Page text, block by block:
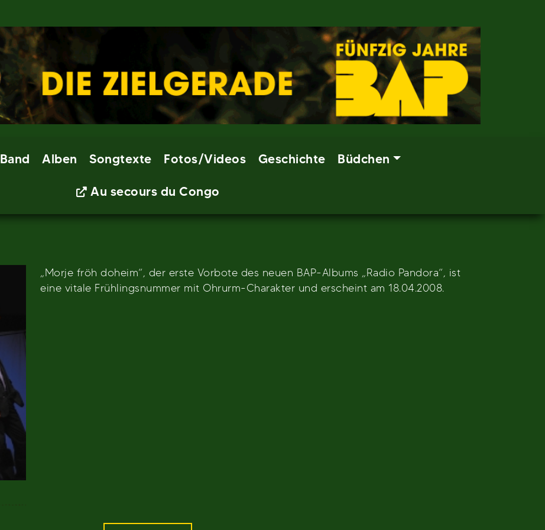
Band Alben Songtexte Fotos/Videos Geschichte Büdchen
Au secours du Congo
„Morje fröh doheim“, der erste Vorbote des neuen BAP-Albums „Radio Pandora“, ist
eine vitale Frühlingsnummer mit Ohrurm-Charakter und erscheint am 18.04.2008.